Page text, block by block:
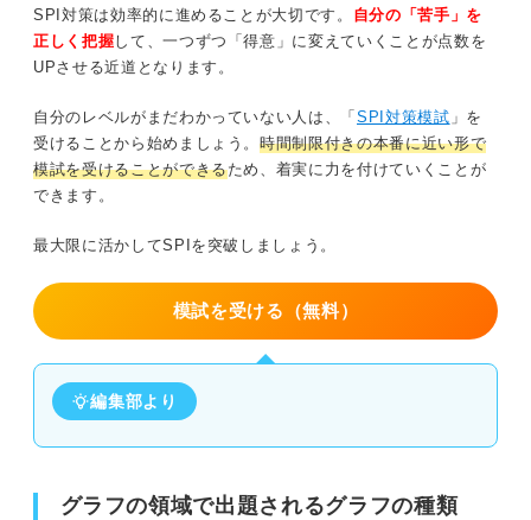
SPI対策は効率的に進めることが大切です。 自分の「苦手」を
正しく把握して、一つずつ「得意」に変えていくことが点数を
UPさせる近道となります。
自分のレベルがまだわかっていない人は、「 SPI対策模試 」を
受けることから始めましょう。時間制限付きの本番に近い形で
模試を受けることができるため、着実に力を付けていくことが
できます。
最大限に活かしてSPIを突破しましょう。
模試を受ける（無料）
編集部より
グラフの領域で出題されるグラフの種類